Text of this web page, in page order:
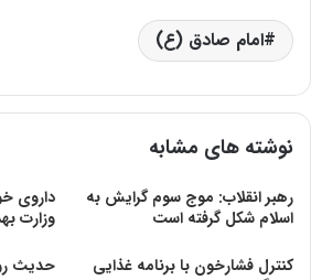
امام صادق (ع)
نوشته های مشابه
رهبر انقلاب: موج سوم گرایش به
اسلام شکل گرفته است
داروی
وزارت
کنترل فشارخون با برنامه غذایی
حدیث